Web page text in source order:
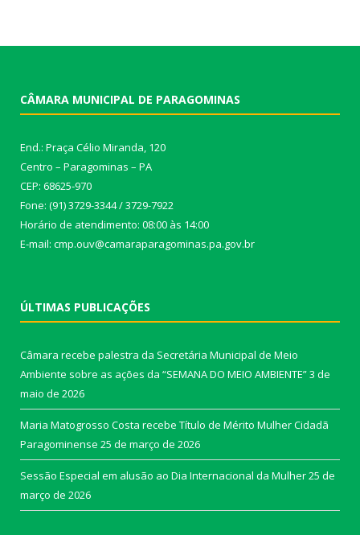
CÂMARA MUNICIPAL DE PARAGOMINAS
End.: Praça Célio Miranda, 120
Centro – Paragominas – PA
CEP: 68625-970
Fone: (91) 3729-3344 / 3729-7922
Horário de atendimento: 08:00 às 14:00
E-mail: cmp.ouv@camaraparagominas.pa.gov.br
ÚLTIMAS PUBLICAÇÕES
Câmara recebe palestra da Secretária Municipal de Meio
Ambiente sobre as ações da “SEMANA DO MEIO AMBIENTE”3 de
maio de 2026
Maria Matogrosso Costa recebe Título de Mérito Mulher Cidadã
Paragominense 25 de março de 2026
Sessão Especial em alusão ao Dia Internacional da Mulher25 de
março de 2026